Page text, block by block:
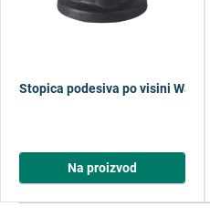
Stopica podesiva po visini WSS
Na proizvod